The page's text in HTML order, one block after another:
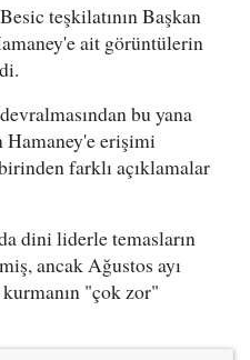
teşkilatının Başkan
ait görüntülerin
bu yana
Hamaney'e erişimi
farklı açıklamalar
dini liderle temasların
ancak Ağustos ayı
"çok zor"